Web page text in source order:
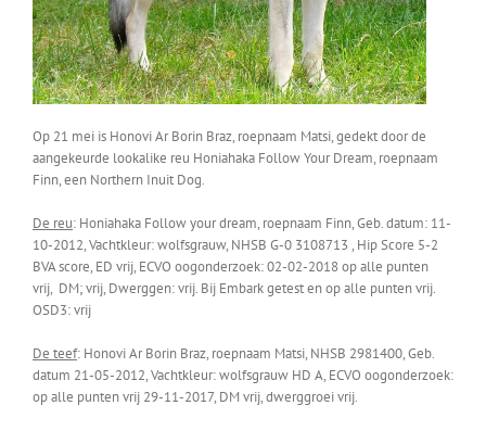
Op 21 mei is Honovi Ar Borin Braz, roepnaam Matsi, gedekt door de
aangekeurde lookalike reu Honiahaka Follow Your Dream, roepnaam
Finn, een Northern Inuit Dog.
De reu: Honiahaka Follow your dream, roepnaam Finn, Geb. datum: 11-
10-2012, Vachtkleur: wolfsgrauw, NHSB G-0 3108713 , Hip Score 5-2
BVA score, ED vrij, ECVO oogonderzoek: 02-02-2018 op alle punten
vrij, DM; vrij, Dwerggen: vrij. Bij Embark getest en op alle punten vrij.
OSD3: vrij
De teef: Honovi Ar Borin Braz, roepnaam Matsi, NHSB 2981400, Geb.
datum 21-05-2012, Vachtkleur: wolfsgrauw HD A, ECVO oogonderzoek:
op alle punten vrij 29-11-2017, DM vrij, dwerggroei vrij.